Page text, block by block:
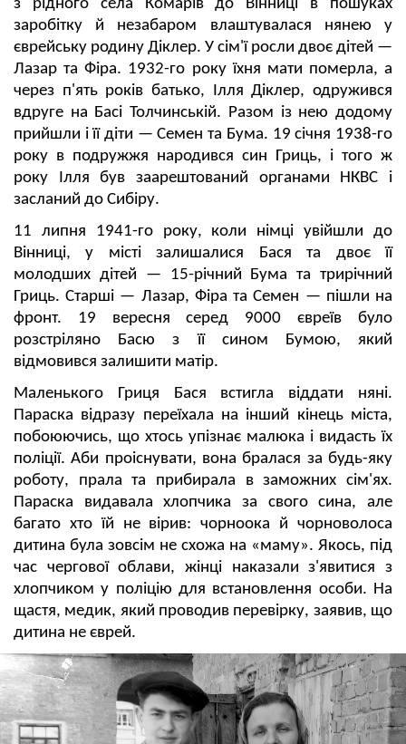
з рідного села Комарів до Вінниці в пошуках
заробітку й незабаром влаштувалася нянею у
єврейську родину Діклер. У сім'ї росли двоє дітей —
Лазар та Фіра. 1932-го року їхня мати померла, а
через п'ять років батько, Ілля Діклер, одружився
вдруге на Басі Толчинській. Разом із нею додому
прийшли і її діти — Семен та Бума. 19 січня 1938-го
року в подружжя народився син Гриць, і того ж
року Ілля був заарештований органами НКВС і
засланий до Сибіру.
11 липня 1941-го року, коли німці увійшли до
Вінниці, у місті залишалися Бася та двоє її
молодших дітей — 15-річний Бума та трирічний
Гриць. Старші — Лазар, Фіра та Семен — пішли на
фронт. 19 вересня серед 9000 євреїв було
розстріляно Басю з її сином Бумою, який
відмовився залишити матір.
Маленького Гриця Бася встигла віддати няні.
Параска відразу переїхала на інший кінець міста,
побоюючись, що хтось упізнає малюка і видасть їх
поліції. Аби проіснувати, вона бралася за будь-яку
роботу, прала та прибирала в заможних сім'ях.
Параска видавала хлопчика за свого сина, але
багато хто їй не вірив: чорноока й чорноволоса
дитина була зовсім не схожа на «маму». Якось, під
час чергової облави, жінці наказали з'явитися з
хлопчиком у поліцію для встановлення особи. На
щастя, медик, який проводив перевірку, заявив, що
дитина не єврей.